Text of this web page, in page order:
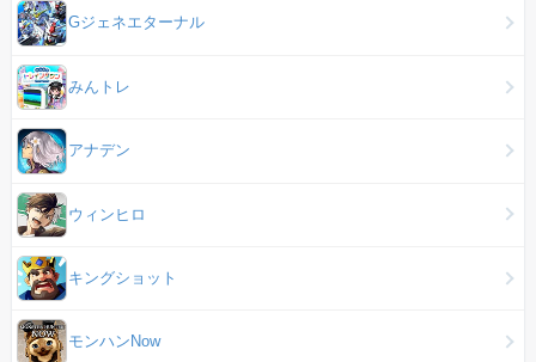
Gジェネエターナル
みんトレ
アナデン
ウィンヒロ
キングショット
モンハンNow